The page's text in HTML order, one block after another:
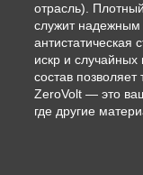
отрасль).
служит надежным
антистатическая
искр и
состав
ZeroVolt — это
где другие